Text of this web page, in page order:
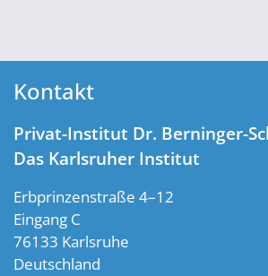
Kontakt
Privat-Institut Dr. Berninger-
Das Karlsruher Institut
Erbprinzenstraße 4–12
Eingang C
76133 Karlsruhe
Deutschland